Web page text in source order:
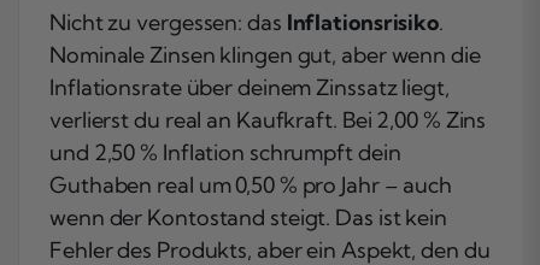
Nicht zu vergessen: das Inflationsrisiko.
Nominale Zinsen klingen gut, aber wenn die
Inflationsrate über deinem Zinssatz liegt,
verlierst du real an Kaufkraft. Bei 2,00 % Zins
und 2,50 % Inflation schrumpft dein
Guthaben real um 0,50 % pro Jahr – auch
wenn der Kontostand steigt. Das ist kein
Fehler des Produkts, aber ein Aspekt, den du